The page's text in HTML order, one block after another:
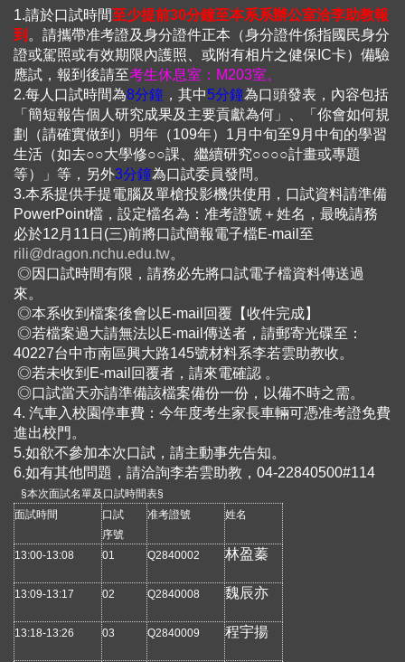
1.請於口試時間至少提前30分鐘至本系系辦公室洽李助教報
到 。請攜帶准考證及身分證件正本（身分證件係指國民身分
證或駕照或有效期限內護照、或附有相片之健保IC卡）備驗
應試，報到後請至考生休息室：M203室。
2.每人口試時間為8分鐘 ，其中5分鐘為口頭發表，內容包括
「簡短報告個人研究成果及主要貢獻為何」、「你會如何規
劃（請確實做到）明年（109年）1月中旬至9月中旬的學習
生活（如去○○大學修○○課、繼續研究○○○○計畫或專題
等）」等，另外3分鐘為口試委員發問。
3.本系提供手提電腦及單槍投影機供使用，口試資料請準備
PowerPoint檔，設定檔名為：准考證號＋姓名，最晚請務
必於12月11日(三)前將口試簡報電子檔E-mail至
rili@dragon.nchu.edu.tw。
◎因口試時間有限，請務必先將口試電子檔資料傳送過
來。
◎本系收到檔案後會以E-mail回覆【收件完成】
◎若檔案過大請無法以E-mail傳送者，請郵寄光碟至：
40227台中市南區興大路145號材料系李若雲助教收。
◎若未收到E-mail回覆者，請來電確認 。
◎口試當天亦請準備該檔案備份一份，以備不時之需。
4. 汽車入校園停車費：今年度考生家長車輛可憑准考證免費
進出校門。
5.如欲不參加本次口試，請主動事先告知。
6.如有其他問題，請洽詢李若雲助教，04-22840500#114
§本次面試名單及口試時間表§
面試時間
口試
序號
准考證號 姓名
13:00-13:08 01 Q2840002 林盈蓁
13:09-13:17 02 Q2840008 魏辰亦
13:18-13:26 03 Q2840009 程宇揚